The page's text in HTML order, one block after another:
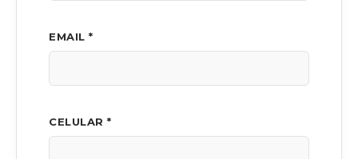
EMAIL *
CELULAR *